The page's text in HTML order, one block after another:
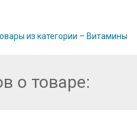
из категории – Витамины
о товаре: